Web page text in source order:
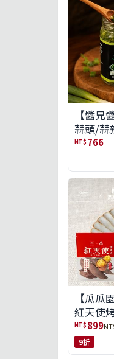
【醬兄
蒜頭/蒜
4件任選(
NT$ 766
【瓜瓜
紅天使
350g*10
NT$ 899
9折